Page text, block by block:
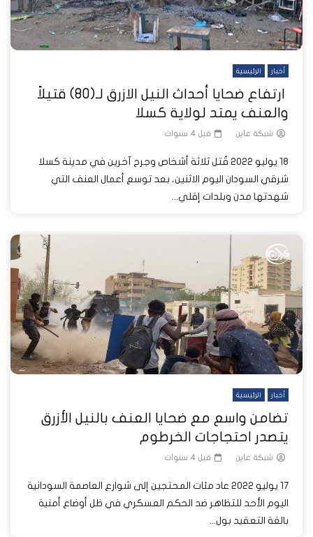
أخبار الرئيسية
ارتفاع ضحايا أحداث النيل الازرق لـ(80) قتيلاً
والعنف يمتد لولاية كسلا
شبكة عاين قبل 4 سنوات
18 يوليو 2022 قُتل ثلاثة أشخاص وجرح آخرين في مدينة كسلا
شرقي السودان اليوم الاثنين، بعد توسع أعمال العنف التي
شهدتها مدن وبلدات إقلي...
أخبار الرئيسية
تضامن واسع مع ضحايا العنف بالنيل الأزرق
يتصدر احتجاجات الخرطوم
شبكة عاين قبل 4 سنوات
17 يوليو 2022 عاد مئات المحتجين إلى شوارع العاصمة السودانية
اليوم الأحد للتظاهر ضد الحكم العسكري في ظل أوضاع أمنية
بالغة التعقيد بول...